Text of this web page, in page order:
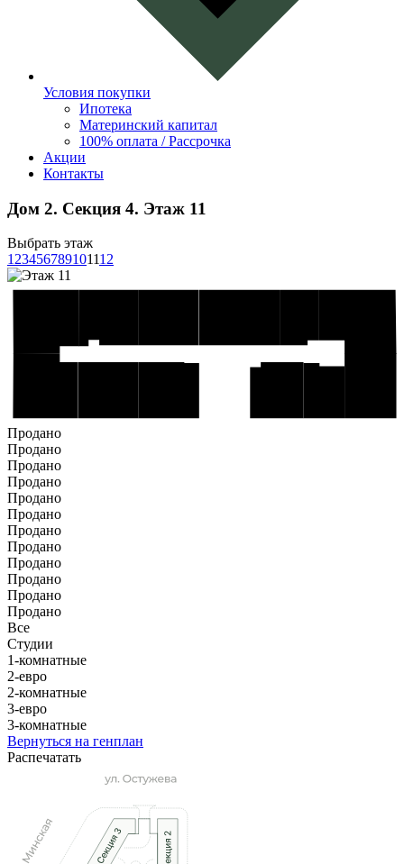
Условия покупки
Ипотека
Материнский капитал
100% оплата / Рассрочка
Акции
Контакты
Дом 2. Секция 4. Этаж 11
Выбрать этаж
123456789101112
Продано
Продано
Продано
Продано
Продано
Продано
Продано
Продано
Продано
Продано
Продано
Продано
Все
Студии
1-комнатные
2-евро
2-комнатные
3-евро
3-комнатные
Вернуться на генплан
Распечатать